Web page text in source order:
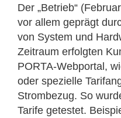
Der „Betrieb“
vor allem geprägt
von System und
Zeitraum erfolgten
PORTA-Webportal,
oder spezielle
Strombezug. So
Tarife getestet.